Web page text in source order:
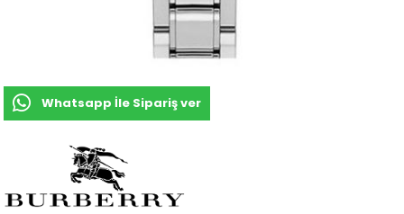
Whatsapp İle Sipariş ver